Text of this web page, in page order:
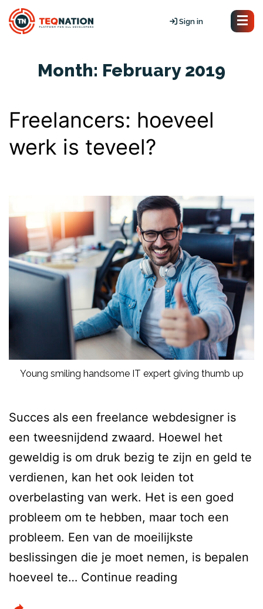
Sign in
Month: February 2019
Freelancers: hoeveel
werk is teveel?
Young smiling handsome IT expert giving thumb up
Succes als een freelance webdesigner is
een tweesnijdend zwaard. Hoewel het
geweldig is om druk bezig te zijn en geld te
verdienen, kan het ook leiden tot
overbelasting van werk. Het is een goed
probleem om te hebben, maar toch een
probleem. Een van de moeilijkste
beslissingen die je moet nemen, is bepalen
hoeveel te… Continue reading